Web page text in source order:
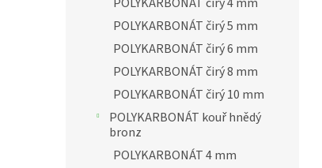
POLYKARBONÁT čirý 5 mm
POLYKARBONÁT čirý 6 mm
POLYKARBONÁT čirý 8 mm
POLYKARBONÁT čirý 10 mm
POLYKARBONÁT kouř hnědý
bronz
POLYKARBONÁT 4 mm